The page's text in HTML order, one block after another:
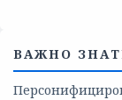
ВАЖНО